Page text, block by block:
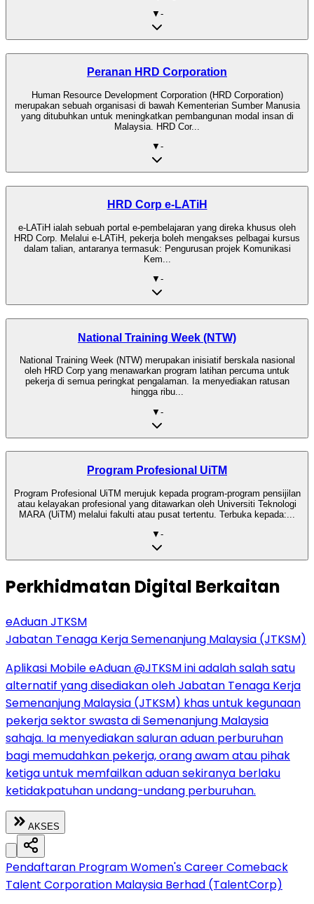
▼ -
Peranan HRD Corporation
Human Resource Development Corporation (HRD Corporation)
merupakan sebuah organisasi di bawah Kementerian Sumber Manusia
yang ditubuhkan untuk meningkatkan pembangunan modal insan di
Malaysia. HRD Cor...
▼ -
HRD Corp e-LATiH
e-LATiH ialah sebuah portal e-pembelajaran yang direka khusus oleh
HRD Corp. Melalui e-LATiH, pekerja boleh mengakses pelbagai kursus
dalam talian, antaranya termasuk: Pengurusan projek Komunikasi
Kem...
▼ -
National Training Week (NTW)
National Training Week (NTW) merupakan inisiatif berskala nasional
oleh HRD Corp yang menawarkan program latihan percuma untuk
pekerja di semua peringkat pengalaman. Ia menyediakan ratusan
hingga ribu...
▼ -
Program Profesional UiTM
Program Profesional UiTM merujuk kepada program-program pensijilan
atau kelayakan profesional yang ditawarkan oleh Universiti Teknologi
MARA (UiTM) melalui fakulti atau pusat tertentu. Terbuka kepada:...
▼ -
Perkhidmatan Digital Berkaitan
eAduan JTKSM
Jabatan Tenaga Kerja Semenanjung Malaysia (JTKSM)
Aplikasi Mobile eAduan @JTKSM ini adalah salah satu
alternatif yang disediakan oleh Jabatan Tenaga Kerja
Semenanjung Malaysia (JTKSM) khas untuk kegunaan
pekerja sektor swasta di Semenanjung Malaysia
sahaja. Ia menyediakan saluran aduan perburuhan
bagi memudahkan pekerja, orang awam atau pihak
ketiga untuk memfailkan aduan sekiranya berlaku
ketidakpatuhan undang-undang perburuhan.
AKSES
Pendaftaran Program Women's Career Comeback
Talent Corporation Malaysia Berhad (TalentCorp)